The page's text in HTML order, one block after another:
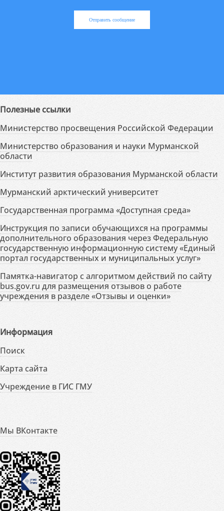
Отправить сообщение
Полезные ссылки
Министерство просвещения Российской Федерации
Министерство образования и науки Мурманской
области
Институт развития образования Мурманской области
Мурманский арктический университет
Государственная программа «Доступная среда»
Инструкция по записи обучающихся на программы
дополнительного образования через Федеральную
государственную информационную систему «Единый
портал государственных и муниципальных услуг»
Памятка-навигатор с алгоритмом действий по сайту
bus.gov.ru для размещения отзывов о работе
учреждения в разделе «Отзывы и оценки»
Информация
Поиск
Карта сайта
Учреждение в ГИС ГМУ
Мы ВКонтакте